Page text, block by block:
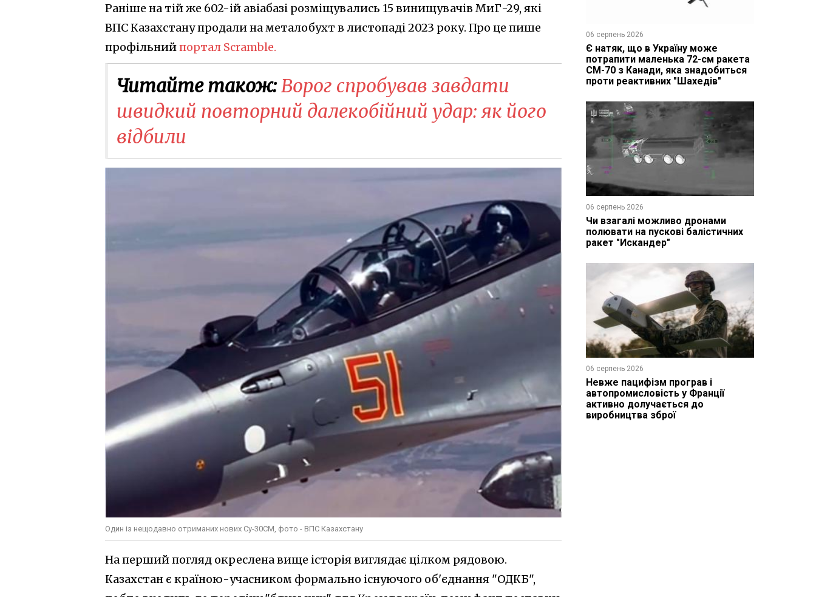
Раніше на тій же 602-ій авіабазі розміщувались 15 винищувачів МиГ-29, які
ВПС Казахстану продали на металобухт в листопаді 2023 року. Про це пише
профільнийпортал Scramble.
Читайте також:Ворог спробував завдати
швидкий повторний далекобійний удар: як його
відбили
Один із нещодавно отриманих нових Су-30СМ, фото - ВПС Казахстану
На перший погляд окреслена вище історія виглядає цілком рядовою.
Казахстан є країною-учасником формально існуючого об'єднання "ОДКБ",
06 серпень 2026
Є натяк, що в Україну може
потрапити маленька 72-см ракета
CM-70 з Канади, яка знадобиться
проти реактивних "Шахедів"
06 серпень 2026
Чи взагалі можливо дронами
полювати на пускові балістичних
ракет "Искандер"
06 серпень 2026
Невже пацифізм програв і
автопромисловість у Франції
активно долучається до
виробництва зброї